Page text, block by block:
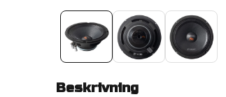
Beskrivning